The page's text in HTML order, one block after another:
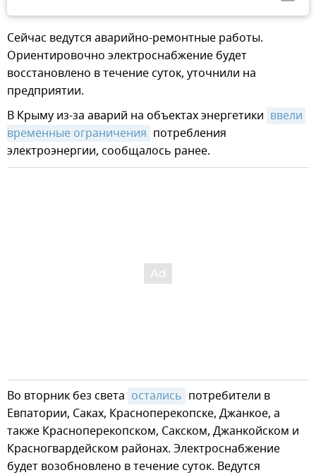
Сейчас ведутся аварийно-ремонтные работы.
Ориентировочно электроснабжение будет
восстановлено в течение суток, уточнили на
предприятии.
В Крыму из-за аварий на объектах энергетики ввели
временные ограничения потребления
электроэнергии, сообщалось ранее.
Во вторник без света остались потребители в
Евпатории, Саках, Красноперекопске, Джанкое, а
также Красноперекопском, Сакском, Джанкойском и
Красногвардейском районах. Электроснабжение
будет возобновлено в течение суток. Ведутся